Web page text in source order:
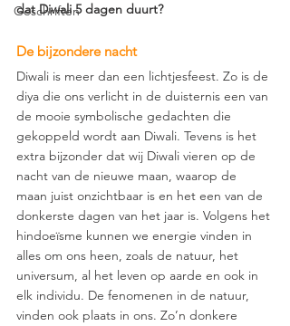
Geschriften
dat Diwali 5 dagen duurt?
De bijzondere nacht
Diwali is meer dan een lichtjesfeest. Zo is de
diya die ons verlicht in de duisternis een van
de mooie symbolische gedachten die
gekoppeld wordt aan Diwali. Tevens is het
extra bijzonder dat wij Diwali vieren op de
nacht van de nieuwe maan, waarop de
maan juist onzichtbaar is en het een van de
donkerste dagen van het jaar is. Volgens het
hindoeïsme kunnen we energie vinden in
alles om ons heen, zoals de natuur, het
universum, al het leven op aarde en ook in
elk individu. De fenomenen in de natuur,
vinden ook plaats in ons. Zo’n donkere